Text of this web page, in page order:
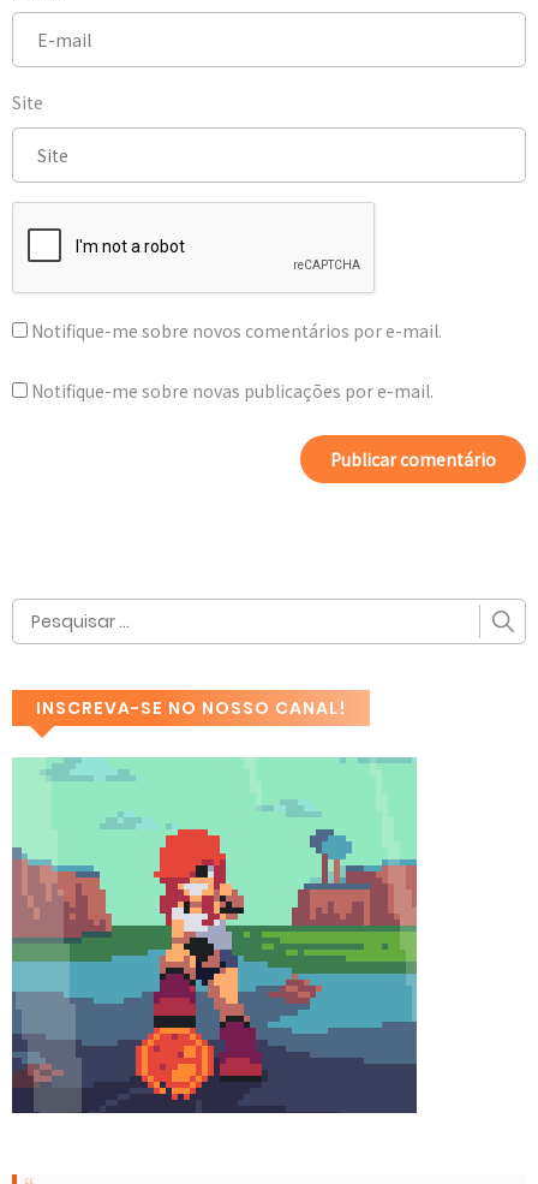
Site
Notifique-me sobre novos comentários por e-mail.
Notifique-me sobre novas publicações por e-mail.
INSCREVA-SE NO NOSSO CANAL!